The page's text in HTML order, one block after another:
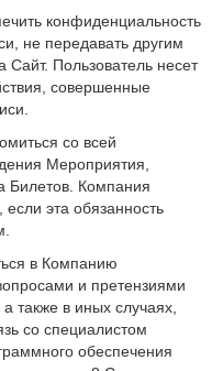
конфиденциальность
не передавать другим
Пользователь несет
совершенные
со всей
Мероприятия,
Билетов. Компания
если эта обязанность
в Компанию
и претензиями
также в иных случаях,
со специалистом
обеспечения